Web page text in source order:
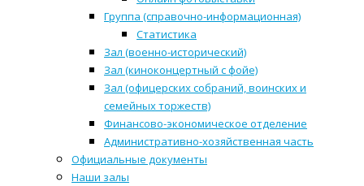
Группа (справочно-информационная)
Статистика
Зал (военно-исторический)
Зал (киноконцертный с фойе)
Зал (офицерских собраний, воинских и
семейных торжеств)
Финансово-экономическое отделение
Административно-хозяйственная часть
Официальные документы
Наши залы